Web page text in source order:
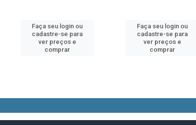
Faça seu login ou
cadastre-se para
ver preços e
comprar
Faça seu login ou
cadastre-se para
ver preços e
comprar